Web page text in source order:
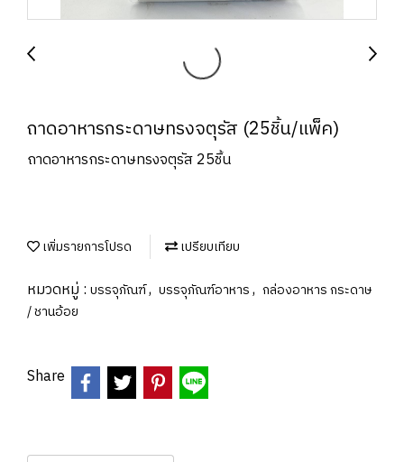
ถาดอาหารกระดาษทรงจตุรัส (25ชิ้น/แพ็ค)
ถาดอาหารกระดาษทรงจตุรัส 25ชิ้น
เพิ่มรายการโปรด เปรียบเทียบ
หมวดหมู่ : บรรจุภัณฑ์, บรรจุภัณฑ์อาหาร, กล่องอาหาร กระดาษ
/ ชานอ้อย
Share